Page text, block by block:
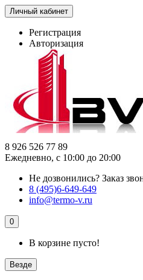
Личный кабинет
Регистрация
Авторизация
8 926 526 77 89
Ежедневно, с 10:00 до 20:00
Не дозвонились? Заказ
8 (495)6-649-649
info@termo-v.ru
0
В корзине пусто!
Везде